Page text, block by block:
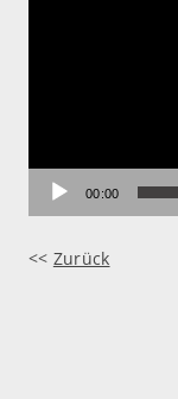
00:00
<< Zurück